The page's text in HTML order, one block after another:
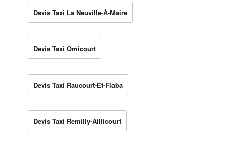
Devis Taxi La Neuville-À-Maire
Devis Taxi Omicourt
Devis Taxi Raucourt-Et-Flaba
Devis Taxi Remilly-Aillicourt